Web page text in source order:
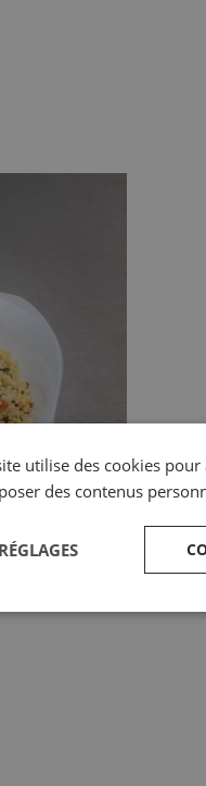
utilise des cookies
des contenus
RÉGLAGES